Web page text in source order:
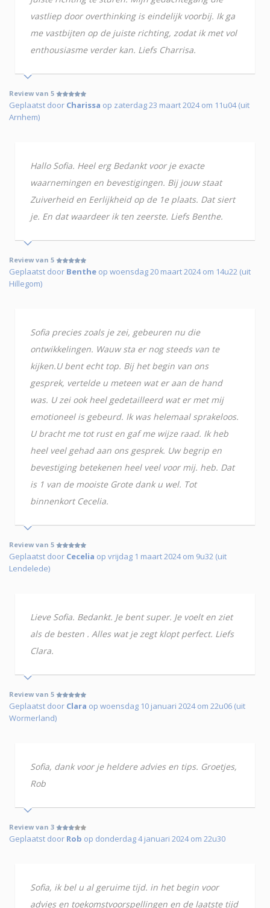
vastliep door overthinking is eindelijk voorbij. Ik ga
me vastbijten op de juiste richting, zodat ik met vol
enthousiasme verder kan. Liefs Charrisa.
Review van 5
Geplaatst door Charissa op zaterdag 23 maart 2024 om 11u04 (uit
Arnhem)
Hallo Sofia. Heel erg Bedankt voor je exacte
waarnemingen en bevestigingen. Bij jouw staat
Zuiverheid en Eerlijkheid op de 1e plaats. Dat siert
je. En dat waardeer ik ten zeerste. Liefs Benthe.
Review van 5
Geplaatst door Benthe op woensdag 20 maart 2024 om 14u22 (uit
Hillegom)
Sofia precies zoals je zei, gebeuren nu die
ontwikkelingen. Wauw sta er nog steeds van te
kijken.U bent echt top. Bij het begin van ons
gesprek, vertelde u meteen wat er aan de hand
was. U zei ook heel gedetailleerd wat er met mij
emotioneel is gebeurd. Ik was helemaal sprakeloos.
U bracht me tot rust en gaf me wijze raad. Ik heb
heel veel gehad aan ons gesprek. Uw begrip en
bevestiging betekenen heel veel voor mij. heb. Dat
is 1 van de mooiste Grote dank u wel. Tot
binnenkort Cecelia.
Review van 5
Geplaatst door Cecelia op vrijdag 1 maart 2024 om 9u32 (uit
Lendelede)
Lieve Sofia. Bedankt. Je bent super. Je voelt en ziet
als de besten . Alles wat je zegt klopt perfect. Liefs
Clara.
Review van 5
Geplaatst door Clara op woensdag 10 januari 2024 om 22u06 (uit
Wormerland)
Sofia, dank voor je heldere advies en tips. Groetjes,
Rob
Review van 3
Geplaatst door Rob op donderdag 4 januari 2024 om 22u30
Sofia, ik bel u al geruime tijd. in het begin voor
advies en toekomstvoorspellingen en de laatste tijd